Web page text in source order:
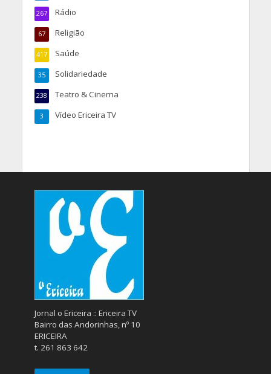
Rádio
267
Religião
67
Saúde
417
Solidariedade
35
Teatro & Cinema
238
Vídeo Ericeira TV
3
Jornal o Ericeira :: Ericeira TV
Bairro das Andorinhas, nº 10
ERICEIRA
t. 261 863 642